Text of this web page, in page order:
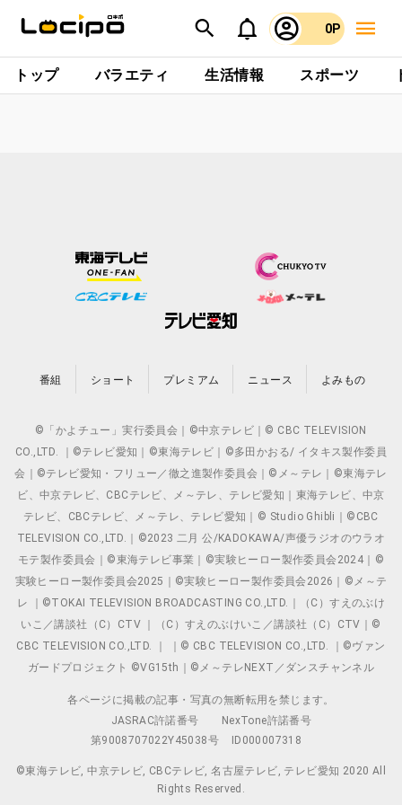
0P
トップ バラエティ 生活情報 スポーツ
番組 ショート プレミアム ニュース よみもの
©「かよチュー」実行委員会｜©中京テレビ｜© CBC TELEVISION
CO.,LTD. ｜©テレビ愛知｜©東海テレビ｜©多田かおる/ イタキス製作委員
会｜©テレビ愛知・フリュー／徹之進製作委員会｜©メ～テレ｜©東海テレ
ビ、中京テレビ、CBCテレビ、メ～テレ、テレビ愛知｜東海テレビ、中京
テレビ、CBCテレビ、メ～テレ、テレビ愛知｜© Studio Ghibli｜©CBC
TELEVISION CO.,LTD.｜©2023 二月 公/KADOKAWA/声優ラジオのウラオ
モテ製作委員会｜©東海テレビ事業｜©実験ヒーロー製作委員会2024｜©
実験ヒーロー製作委員会2025｜©実験ヒーロー製作委員会2026｜©メ～テ
レ ｜©TOKAI TELEVISION BROADCASTING CO.,LTD.｜（C）すえのぶけ
いこ／講談社（C）CTV ｜（C）すえのぶけいこ／講談社（C）CTV｜©
CBC TELEVISION CO.,LTD. ｜ ｜© CBC TELEVISION CO.,LTD. ｜©ヴァン
ガードプロジェクト ©VG15th｜©メ～テレNEXT／ダンスチャンネル
各ページに掲載の記事・写真の無断転用を禁じます。
JASRAC許諾番号
NexTone許諾番号
第9008707022Y45038号
ID000007318
©東海テレビ, 中京テレビ, CBCテレビ, 名古屋テレビ, テレビ愛知 2020 All
Rights Reserved.